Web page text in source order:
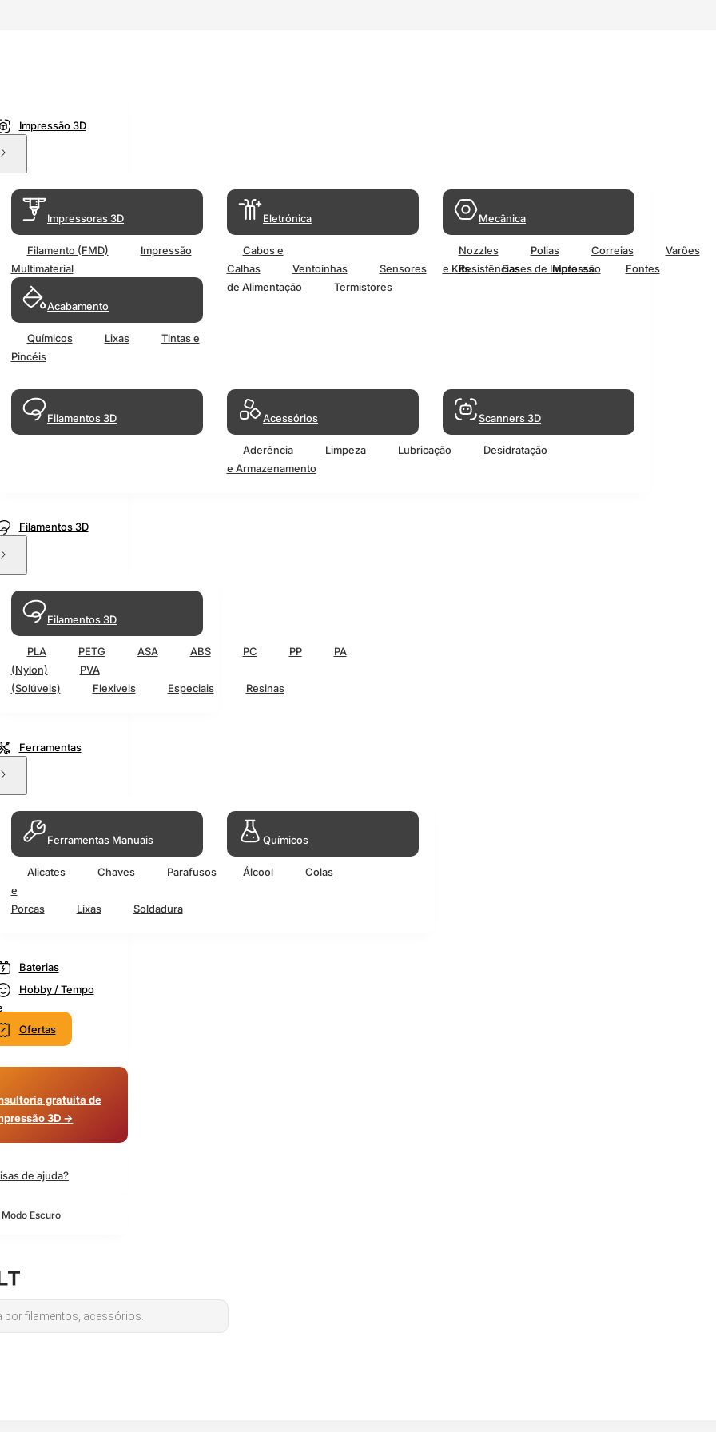
Impressão 3D
Impressoras 3D
Filamento (FMD)
Impressão
Multimaterial
Acabamento
Químicos Lixas
Tintas e
Pincéis
Eletrónica
Cabos e
Calhas
Ventoinhas Sensores Resistências Motores
Fontes
de Alimentação
Termistores
Mecânica
Nozzles Polias Correias
Varões
e Kits
Bases de Impressão
Filamentos 3D Acessórios
Aderência Limpeza Lubricação
Desidratação
e Armazenamento
Scanners 3D
Filamentos 3D
Filamentos 3D
PLA PETG ASA ABS PC PP
PA
(Nylon)
PVA
(Solúveis)
Flexiveis Especiais Resinas
Ferramentas
Ferramentas Manuais
Alicates Chaves
Parafusos
e
Porcas
Lixas Soldadura
Químicos
Álcool Colas
Baterias
Hobby / Tempo
Ofertas
gratuita de
3D →
de ajuda?
Escuro